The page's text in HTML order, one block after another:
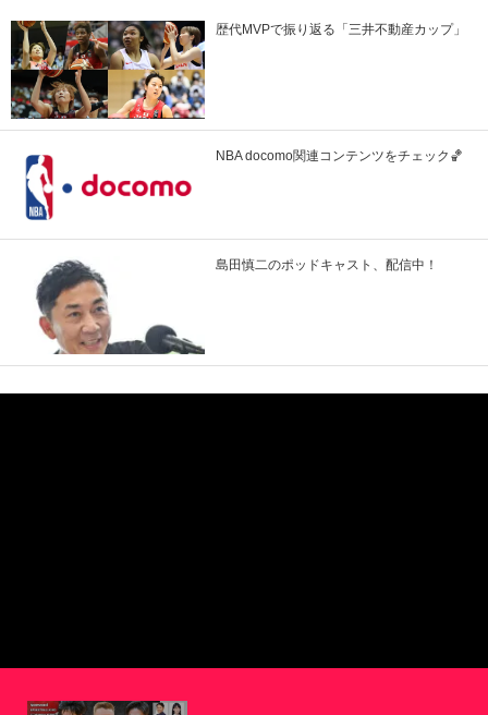
歴代MVPで振り返る「三井不動産カップ」
NBA docomo関連コンテンツをチェック🏀
島田慎二のポッドキャスト、配信中！